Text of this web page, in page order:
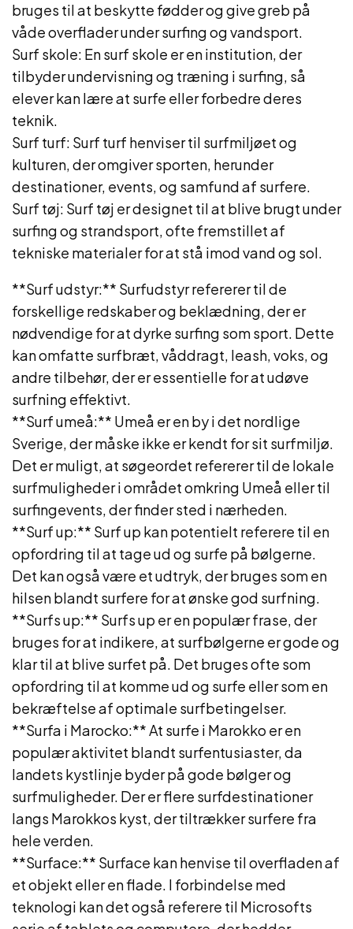
bruges til at beskytte fødder og give greb på
våde overflader under surfing og vandsport.
Surf skole: En surf skole er en institution, der
tilbyder undervisning og træning i surfing, så
elever kan lære at surfe eller forbedre deres
teknik.
Surf turf: Surf turf henviser til surfmiljøet og
kulturen, der omgiver sporten, herunder
destinationer, events, og samfund af surfere.
Surf tøj: Surf tøj er designet til at blive brugt under
surfing og strandsport, ofte fremstillet af
tekniske materialer for at stå imod vand og sol.
**Surf udstyr:** Surfudstyr refererer til de
forskellige redskaber og beklædning, der er
nødvendige for at dyrke surfing som sport. Dette
kan omfatte surfbræt, våddragt, leash, voks, og
andre tilbehør, der er essentielle for at udøve
surfning effektivt.
**Surf umeå:** Umeå er en by i det nordlige
Sverige, der måske ikke er kendt for sit surfmiljø.
Det er muligt, at søgeordet refererer til de lokale
surfmuligheder i området omkring Umeå eller til
surfingevents, der finder sted i nærheden.
**Surf up:** Surf up kan potentielt referere til en
opfordring til at tage ud og surfe på bølgerne.
Det kan også være et udtryk, der bruges som en
hilsen blandt surfere for at ønske god surfning.
**Surfs up:** Surfs up er en populær frase, der
bruges for at indikere, at surfbølgerne er gode og
klar til at blive surfet på. Det bruges ofte som
opfordring til at komme ud og surfe eller som en
bekræftelse af optimale surfbetingelser.
**Surfa i Marocko:** At surfe i Marokko er en
populær aktivitet blandt surfentusiaster, da
landets kystlinje byder på gode bølger og
surfmuligheder. Der er flere surfdestinationer
langs Marokkos kyst, der tiltrækker surfere fra
hele verden.
**Surface:** Surface kan henvise til overfladen af
et objekt eller en flade. I forbindelse med
teknologi kan det også referere til Microsofts